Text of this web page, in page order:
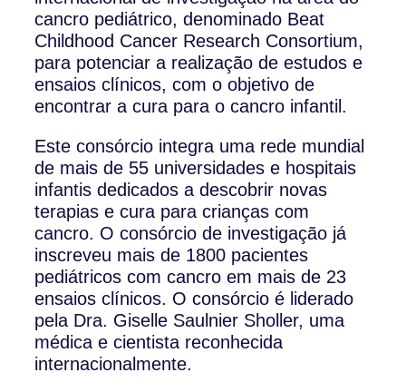
cancro pediátrico, denominado Beat
Childhood Cancer Research Consortium,
para potenciar a realização de estudos e
ensaios clínicos, com o objetivo de
encontrar a cura para o cancro infantil.
Este consórcio integra uma rede mundial
de mais de 55 universidades e hospitais
infantis dedicados a descobrir novas
terapias e cura para crianças com
cancro. O consórcio de investigação já
inscreveu mais de 1800 pacientes
pediátricos com cancro em mais de 23
ensaios clínicos. O consórcio é liderado
pela Dra. Giselle Saulnier Sholler, uma
médica e cientista reconhecida
internacionalmente.